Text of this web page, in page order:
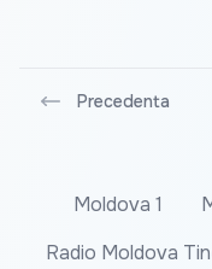
Precedenta
Moldova 1
Radio Moldova